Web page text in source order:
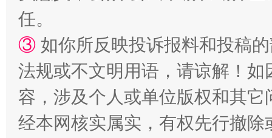
任。
③ 如你所反映投诉报料和投稿
法规或不文明用语，请谅解！
容，涉及个人或单位版权和其它
经本网核实属实，有权先行撤